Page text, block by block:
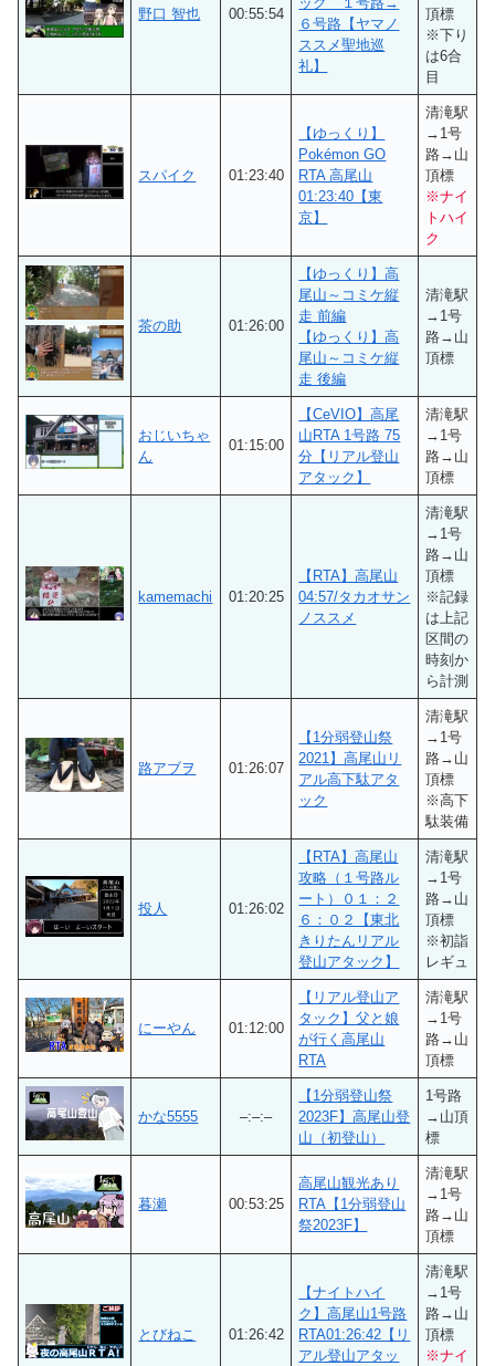
野口 智也 00:55:54
６号路【ヤマノ
ススメ聖地巡
礼】
頂標
※下り
は6合
目
スパイク 01:23:40
【ゆっくり】
Pokémon GO
RTA 高尾山
01:23:40【東
京】
清滝駅
→1号
路→山
頂標
※ナイ
トハイ
ク
茶の助 01:26:00
【ゆっくり】高
尾山～コミケ縦
走 前編
【ゆっくり】高
尾山～コミケ縦
走 後編
清滝駅
→1号
路→山
頂標
おじいちゃ
ん
01:15:00
【CeVIO】高尾
山RTA 1号路 75
分【リアル登山
アタック】
清滝駅
→1号
路→山
頂標
kamemachi 01:20:25
【RTA】高尾山
04:57/タカオサン
ノススメ
清滝駅
→1号
路→山
頂標
※記録
は上記
区間の
時刻か
ら計測
路アブヲ 01:26:07
【1分弱登山祭
2021】高尾山リ
アル高下駄アタ
ック
清滝駅
→1号
路→山
頂標
※高下
駄装備
投人 01:26:02
【RTA】高尾山
攻略（１号路ル
ート）０１：２
６：０２【東北
きりたんリアル
登山アタック】
清滝駅
→1号
路→山
頂標
※初詣
レギュ
にーやん 01:12:00
【リアル登山ア
タック】父と娘
が行く高尾山
RTA
清滝駅
→1号
路→山
頂標
かな5555 –:–:–
【1分弱登山祭
2023F】高尾山登
山（初登山）
1号路
→山頂
標
暮瀬 00:53:25
高尾山観光あり
RTA【1分弱登山
祭2023F】
清滝駅
→1号
路→山
頂標
とびねこ 01:26:42
【ナイトハイ
ク】高尾山1号路
RTA01:26:42【リ
アル登山アタッ
清滝駅
→1号
路→山
頂標
※ナイ